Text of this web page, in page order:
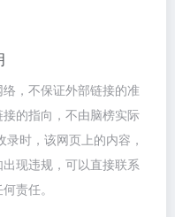
，不保证外部链接的准
的指向，不由脑榜实际
时，该网页上的内容，
现违规，可以直接联系
责任。